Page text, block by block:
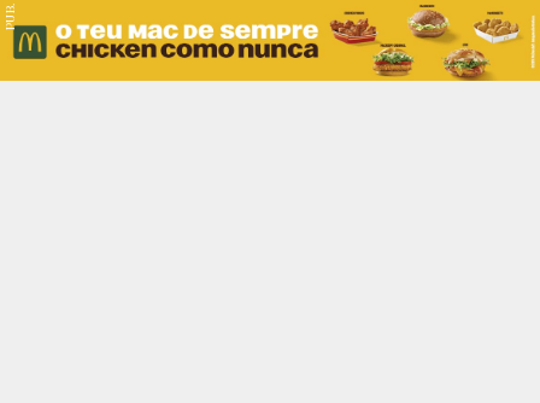
PUB.